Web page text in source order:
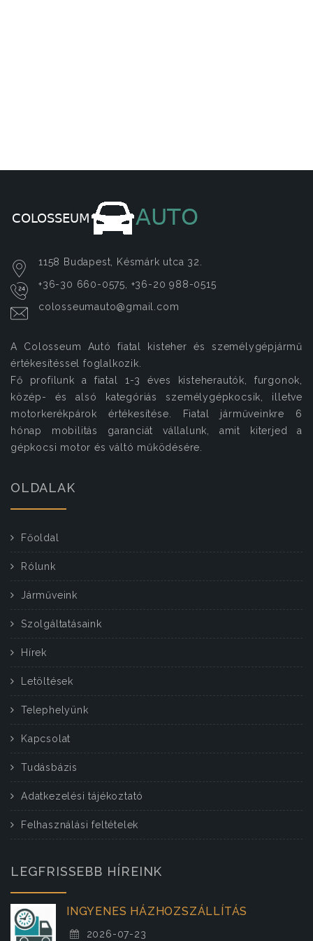
1158 Budapest, Késmárk utca 32.
+36-30 660-0575, +36-20 988-0515
colosseumauto@gmail.com
A Colosseum Autó fiatal kisteher és személygépjármű
értékesítéssel foglalkozik.
Fő profilunk a fiatal 1-3 éves kisteherautók, furgonok,
közép- és alsó kategóriás személygépkocsik, illetve
motorkerékpárok értékesítése. Fiatal járműveinkre 6
hónap mobilitás garanciát vállalunk, amit kiterjed a
gépkocsi motor és váltó működésére.
OLDALAK
Főoldal
Rólunk
Járműveink
Szolgáltatásaink
Hírek
Letöltések
Telephelyünk
Kapcsolat
Tudásbázis
Adatkezelési tájékoztató
Felhasználási feltételek
LEGFRISSEBB HÍREINK
INGYENES HÁZHOZSZÁLLÍTÁS
2026-07-23